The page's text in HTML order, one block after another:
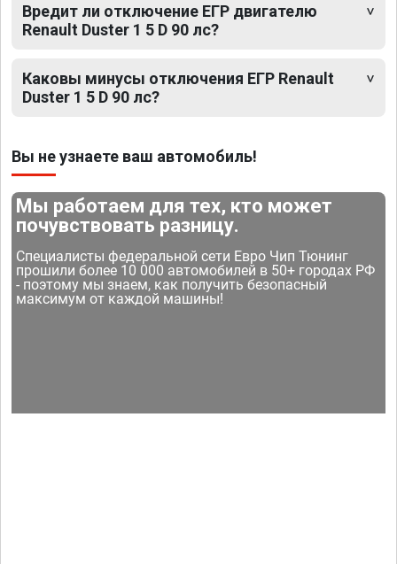
Вредит ли отключение ЕГР двигателю
Renault Duster 1 5 D 90 лс?
Каковы минусы отключения ЕГР Renault
Duster 1 5 D 90 лс?
Вы не узнаете ваш автомобиль!
Мы работаем для тех, кто может
почувствовать разницу.
Специалисты федеральной сети Евро Чип Тюнинг
прошили более 10 000 автомобилей в 50+ городах РФ
- поэтому мы знаем, как получить безопасный
максимум от каждой машины!